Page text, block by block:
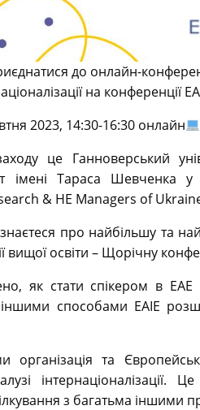
до онлайн-
на конференції
2023, 14:30-16:30 онлайн
це Ганноверський
імені Тараса Шевченка
& HE Managers of
про найбільшу та
вищої освіти – Щорічну
як стати спікером в EAE
способами EAIE
організація та
з багатьма іншими